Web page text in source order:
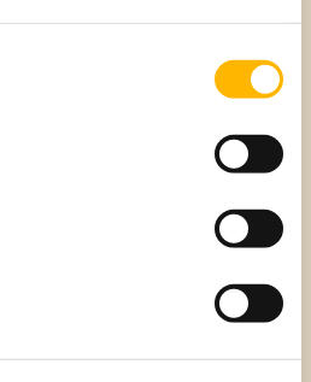
rookmelder aanschaft, weet
melder koopt. Het voordeel
over op de batterij in
te plaatsen is. Je hoeft niet te
is daarom eenvoudiger te
na ongeveer 10 jaar om de